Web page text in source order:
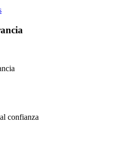
confianza